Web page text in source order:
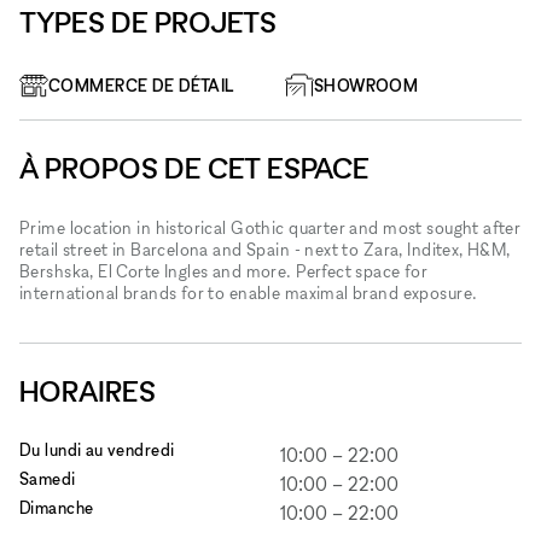
TYPES DE PROJETS
COMMERCE DE DÉTAIL SHOWROOM
À PROPOS DE CET ESPACE
Prime location in historical Gothic quarter and most sought after
retail street in Barcelona and Spain - next to Zara, Inditex, H&M,
Bershska, El Corte Ingles and more. Perfect space for
international brands for to enable maximal brand exposure.
HORAIRES
Du lundi au vendredi 10:00 – 22:00
Samedi 10:00 – 22:00
Dimanche 10:00 – 22:00